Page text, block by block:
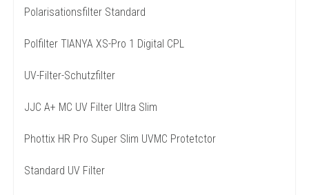
Polarisationsfilter Standard
Polfilter TIANYA XS-Pro 1 Digital CPL
UV-Filter-Schutzfilter
JJC A+ MC UV Filter Ultra Slim
Phottix HR Pro Super Slim UVMC Protetctor
Standard UV Filter